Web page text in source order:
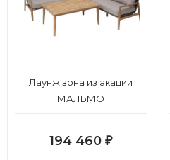
Лаунж зона из акации
МАЛЬМО
194 460 ₽